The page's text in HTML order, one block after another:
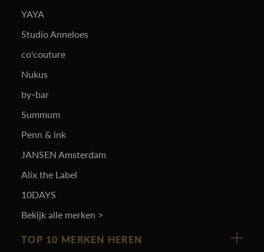
YAYA
Studio Anneloes
co'couture
Nukus
by-bar
Summum
Penn & ink
JANSEN Amsterdam
Alix the Label
10DAYS
Bekijk alle merken >
TOP 10 MERKEN HEREN